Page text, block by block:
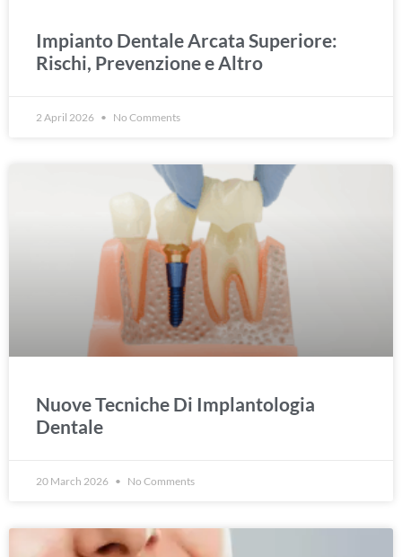
Impianto Dentale Arcata Superiore:
Rischi, Prevenzione e Altro
2 April 2026 No Comments
Nuove Tecniche Di Implantologia
Dentale
20 March 2026 No Comments